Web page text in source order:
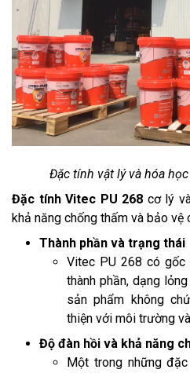
Đặc tính vật lý và hóa
Đặc tính Vitec PU 268 cơ lý
khả năng chống thấm và bảo vệ
Thành phần và trạng thái
Vitec PU 268 có gốc
thành phần, dạng
sản phẩm không
thiện với môi trường
Độ đàn hồi và khả năng
Một trong những